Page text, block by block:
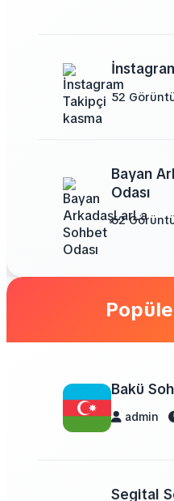
52
Bayan
Odası
62
Bakü
admin
Segital